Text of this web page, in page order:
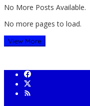
No More Posts Available.
No more pages to load.
View More